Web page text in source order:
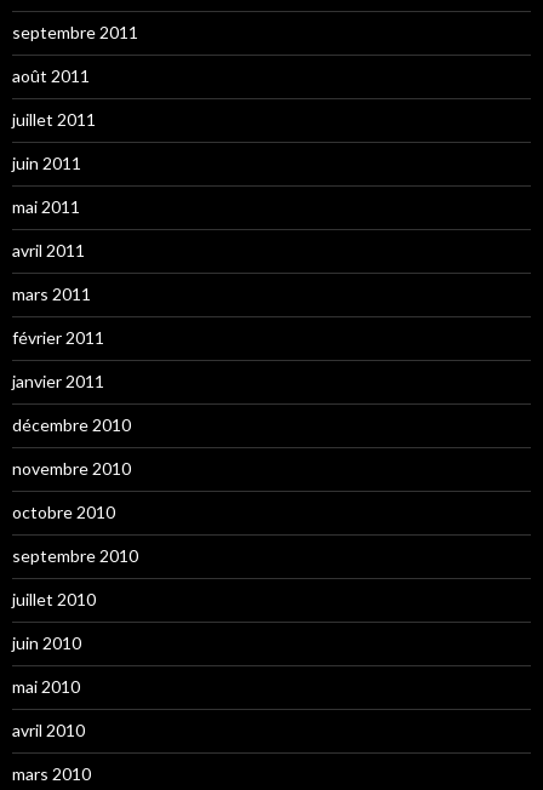
septembre 2011
août 2011
juillet 2011
juin 2011
mai 2011
avril 2011
mars 2011
février 2011
janvier 2011
décembre 2010
novembre 2010
octobre 2010
septembre 2010
juillet 2010
juin 2010
mai 2010
avril 2010
mars 2010